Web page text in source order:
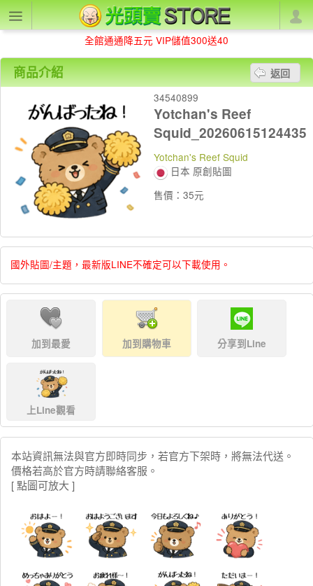
全館通通降五元 VIP儲值300送40
商品介紹
返回
34540899
Yotchan's Reef
Squid_20260615124435
Yotchan's Reef Squid
日本 原創貼圖
售價：35元
國外貼圖/主題，最新版LINE不確定可以下載使用。
加到最愛 加到購物車 分享到Line
上Line觀看
本站資訊無法與官方即時同步，若官方下架時，將無法代送。
價格若高於官方時請聯絡客服。
[ 點圖可放大 ]